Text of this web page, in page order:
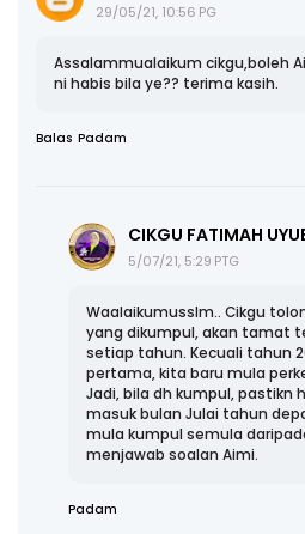
29/05/21, 10:56 PG
Assalammualaikum cikgu,boleh
ni habis bila ye?? terima kasih.
Balas Padam
CIKGU FATIMAH
5/07/21, 5:29 PTG
Waalaikumusslm.. Cikgu
yang dikumpul, akan tamat
setiap tahun. Kecuali tahun
pertama, kita baru mula
Jadi, bila dh kumpul, pastikn
masuk bulan Julai tahun
mula kumpul semula
menjawab soalan Aimi.
Padam